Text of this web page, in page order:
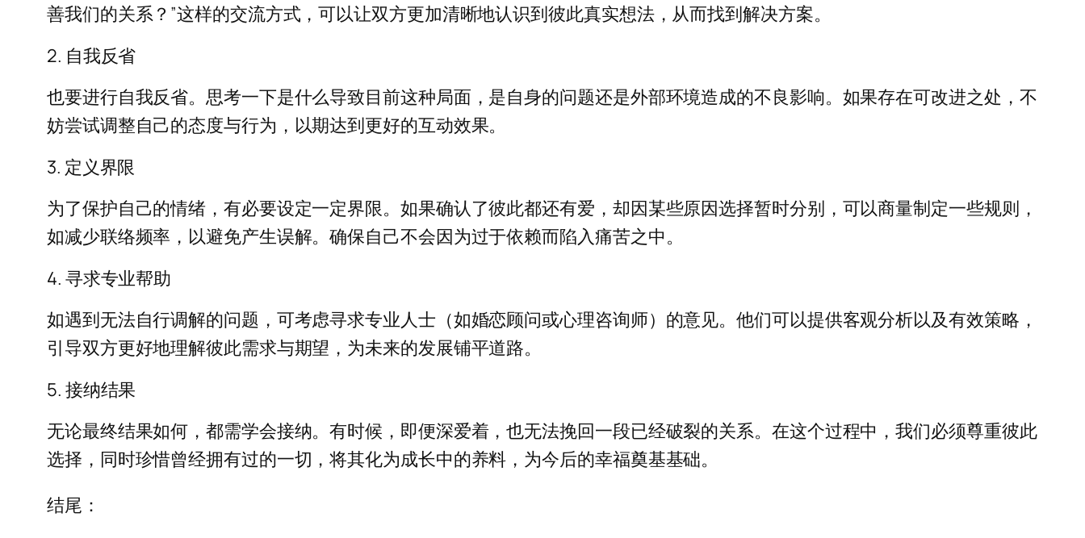
善我们的关系？”这样的交流方式，可以让双方更加清晰地认识到彼此真实想法，从而找到解决方案。
2. 自我反省
也要进行自我反省。思考一下是什么导致目前这种局面，是自身的问题还是外部环境造成的不良影响。如果存在可改进之处，不
妨尝试调整自己的态度与行为，以期达到更好的互动效果。
3. 定义界限
为了保护自己的情绪，有必要设定一定界限。如果确认了彼此都还有爱，却因某些原因选择暂时分别，可以商量制定一些规则，
如减少联络频率，以避免产生误解。确保自己不会因为过于依赖而陷入痛苦之中。
4. 寻求专业帮助
如遇到无法自行调解的问题，可考虑寻求专业人士（如婚恋顾问或心理咨询师）的意见。他们可以提供客观分析以及有效策略，
引导双方更好地理解彼此需求与期望，为未来的发展铺平道路。
5. 接纳结果
无论最终结果如何，都需学会接纳。有时候，即便深爱着，也无法挽回一段已经破裂的关系。在这个过程中，我们必须尊重彼此
选择，同时珍惜曾经拥有过的一切，将其化为成长中的养料，为今后的幸福奠基基础。
结尾：